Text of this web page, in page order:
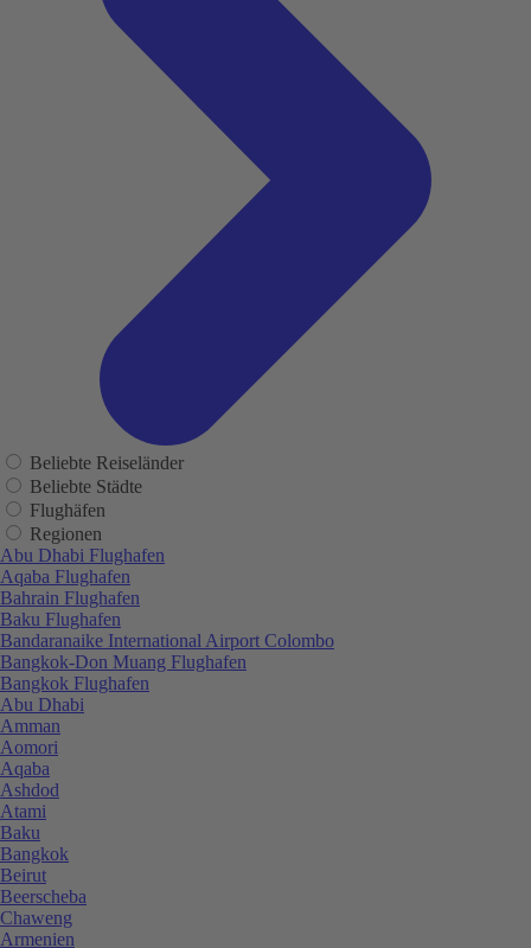
Beliebte Reiseländer
Beliebte Städte
Flughäfen
Regionen
Abu Dhabi Flughafen
Aqaba Flughafen
Bahrain Flughafen
Baku Flughafen
Bandaranaike International Airport Colombo
Bangkok-Don Muang Flughafen
Bangkok Flughafen
Abu Dhabi
Amman
Aomori
Aqaba
Ashdod
Atami
Baku
Bangkok
Beirut
Beerscheba
Chaweng
Armenien